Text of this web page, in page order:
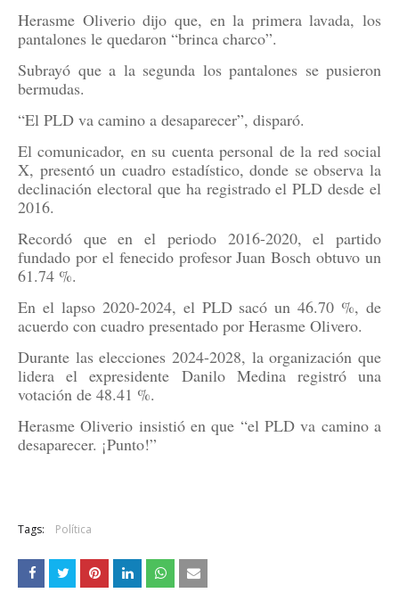
Herasme Oliverio dijo que, en la primera lavada, los
pantalones le quedaron “brinca charco”.
Subrayó que a la segunda los pantalones se pusieron
bermudas.
“El PLD va camino a desaparecer”, disparó.
El comunicador, en su cuenta personal de la red social
X, presentó un cuadro estadístico, donde se observa la
declinación electoral que ha registrado el PLD desde el
2016.
Recordó que en el periodo 2016-2020, el partido
fundado por el fenecido profesor Juan Bosch obtuvo un
61.74 %.
En el lapso 2020-2024, el PLD sacó un 46.70 %, de
acuerdo con cuadro presentado por Herasme Olivero.
Durante las elecciones 2024-2028, la organización que
lidera el expresidente Danilo Medina registró una
votación de 48.41 %.
Herasme Oliverio insistió en que “el PLD va camino a
desaparecer. ¡Punto!”
Tags: Política